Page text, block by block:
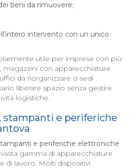
beni da rimuovere;
intervento con un unico
utile per imprese con più
magazzini con apparecchiature
da riorganizzare o sedi
liberare spazio senza gestire
logistiche.
stampanti e periferiche
e periferiche elettroniche
gamma di apparecchiature
di lavoro. Molti dispositivi